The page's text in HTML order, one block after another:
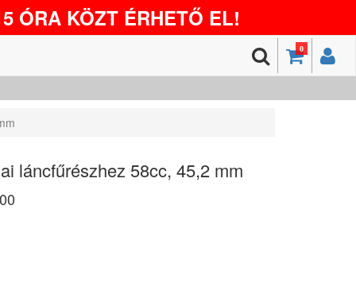
ÓRA KÖZT ÉRHETŐ EL!
0
láncfűrészhez 58cc, 45,2 mm